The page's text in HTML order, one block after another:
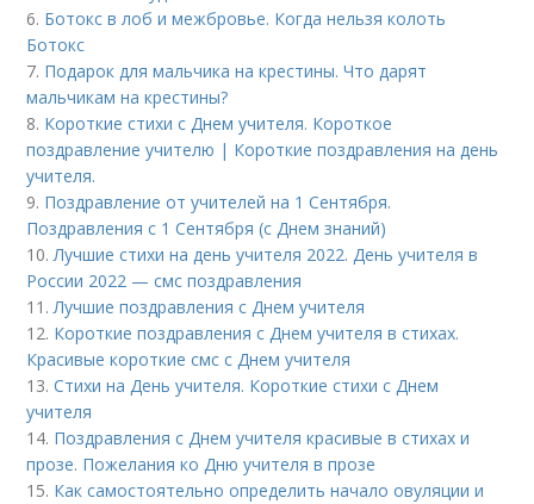
6. Ботокс в лоб и межбровье. Когда нельзя колоть
Ботокс
7. Подарок для мальчика на крестины. Что дарят
мальчикам на крестины?
8. Короткие стихи с Днем учителя. Короткое
поздравление учителю | Короткие поздравления на день
учителя.
9. Поздравление от учителей на 1 Сентября.
Поздравления с 1 Сентября (с Днем знаний)
10.Лучшие стихи на день учителя 2022. День учителя в
России 2022 — смс поздравления
11.Лучшие поздравления с Днем учителя
12. Короткие поздравления с Днем учителя в стихах.
Красивые короткие смс с Днем учителя
13.Стихи на День учителя. Короткие стихи с Днем
учителя
14. Поздравления с Днем учителя красивые в стихах и
прозе. Пожелания ко Дню учителя в прозе
15. Как самостоятельно определить начало овуляции и